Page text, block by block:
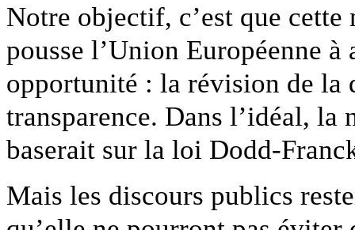
Notre objectif, c’est que
pousse l’Union Européenne
opportunité : la révision de la
transparence. Dans l’idéal,
baserait sur la loi Dodd-
Mais les discours publics